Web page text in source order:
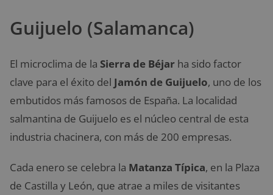
Guijuelo (Salamanca)
El microclima de la Sierra de Béjar ha sido factor
clave para el éxito del Jamón de Guijuelo, uno de los
embutidos más famosos de España. La localidad
salmantina de Guijuelo es el núcleo central de esta
industria chacinera, con más de 200 empresas.
Cada enero se celebra la Matanza Típica, en la Plaza
de Castilla y León, que atrae a miles de visitantes